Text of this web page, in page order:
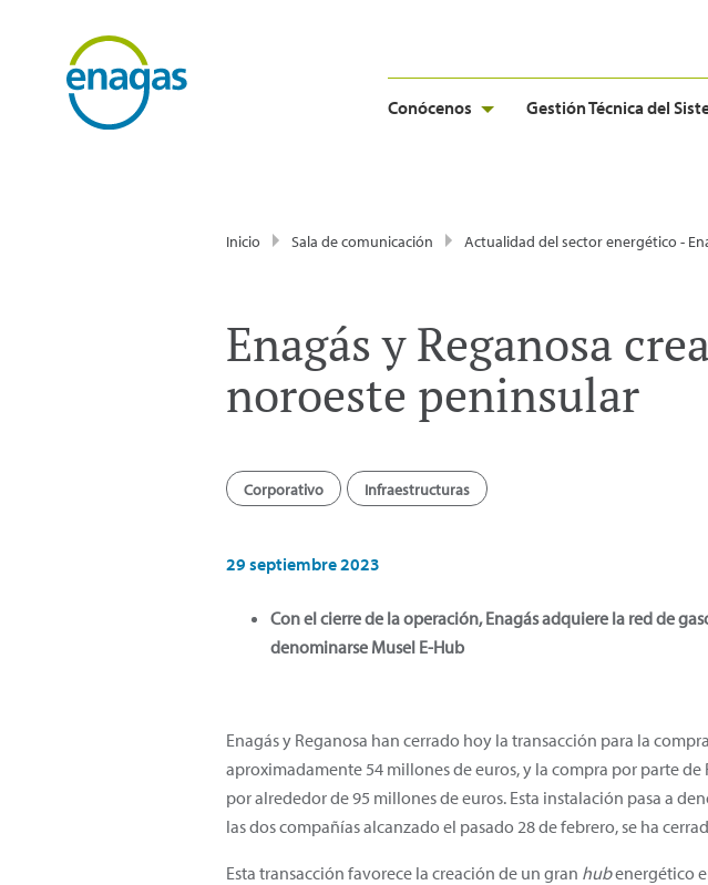
Conócenos Gestión Técnica del
Inicio Sala de comunicación Actualidad del sector energético -
Enagás y Reganosa
noroeste peninsular
Corporativo Infraestructuras
29 septiembre 2023
Con el cierre de la operación, Enagás adquiere la red de
denominarse Musel E-Hub
Enagás y Reganosa han cerrado hoy la transacción para la
aproximadamente 54 millones de euros, y la compra por parte
por alrededor de 95 millones de euros. Esta instalación pasa a
las dos compañías alcanzado el pasado 28 de febrero, se ha
Esta transacción favorece la creación de un gran hubenergético